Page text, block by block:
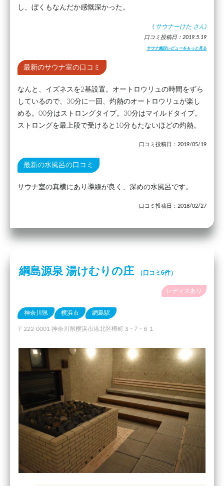
し、ぼくもなんだか感慨深かった。
( サウナーけた さん)
口コミ投稿日：2019.5.19
サウナ施設レビューをもっと見る
最新のサウナ室の口コミ
なんと、イズネスを2基設置。オートロウリュの時間をずら
しているので、30分に一回、灼熱のオートロウリュが楽し
める。00分はストロングタイプ。30分はマイルドタイプ。
ストロングを最上段で受けると10分もたないほどの灼熱。
口コミ投稿日：2019/05/19
最新の水風呂の口コミ
サウナ室の真横にあり導線が良く、深めの水風呂です。
口コミ投稿日：2018/02/27
綱島源泉 湯けむりの庄 （口コミ6件）
レディスあり
神奈川県 横浜市 網島駅
〒222-0001 神奈川県横浜市港北区樽町３−７−６１